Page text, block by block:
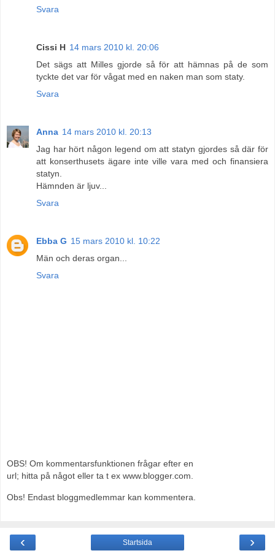
Svara
Cissi H 14 mars 2010 kl. 20:06
Det sägs att Milles gjorde så för att hämnas på de som
tyckte det var för vågat med en naken man som staty.
Svara
Anna 14 mars 2010 kl. 20:13
Jag har hört någon legend om att statyn gjordes så där för
att konserthusets ägare inte ville vara med och finansiera
statyn.
Hämnden är ljuv...
Svara
Ebba G 15 mars 2010 kl. 10:22
Män och deras organ...
Svara
OBS! Om kommentarsfunktionen frågar efter en
url; hitta på något eller ta t ex www.blogger.com.
Obs! Endast bloggmedlemmar kan kommentera.
‹ ›
Startsida